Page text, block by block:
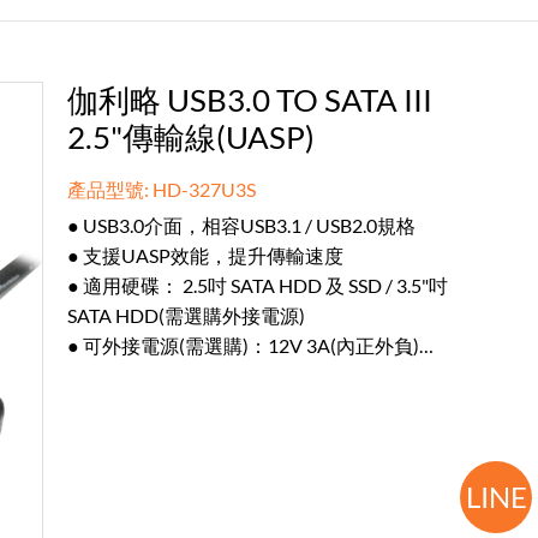
伽利略 USB3.0 TO SATA III
2.5"傳輸線(UASP)
產品型號: HD-327U3S
● USB3.0介面，相容USB3.1 / USB2.0規格
● 支援UASP效能，提升傳輸速度
● 適用硬碟： 2.5吋 SATA HDD 及 SSD / 3.5"吋
SATA HDD(需選購外接電源)
● 可外接電源(需選購)：12V 3A(內正外負)
LINE